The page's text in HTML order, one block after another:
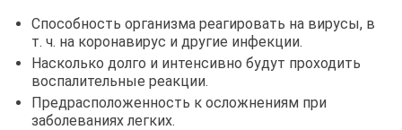
Способность организма реагировать на вирусы, в
т. ч. на коронавирус и другие инфекции.
Насколько долго и интенсивно будут проходить
воспалительные реакции.
Предрасположенность к осложнениям при
заболеваниях легких.